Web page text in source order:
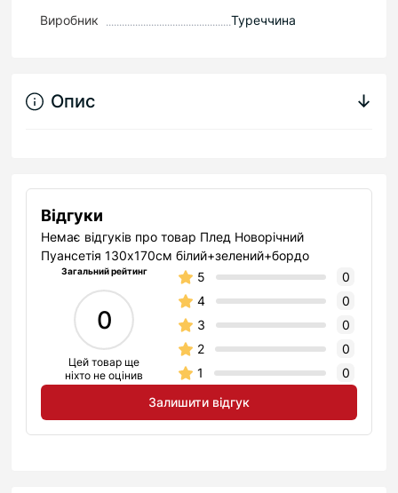
Виробник Туреччина
Опис ↓
Відгуки
Немає відгуків про товар Плед Новорічний
Пуансетія 130х170см білий+зелений+бордо
Загальний рейтинг
0
Цей товар ще
ніхто не оцінив
5
0
4
0
3
0
2
0
1
0
Залишити відгук